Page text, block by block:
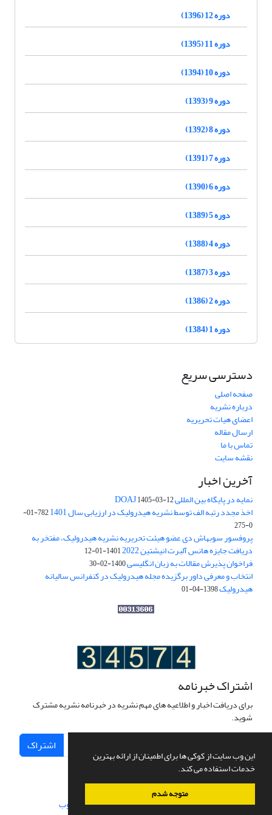
این وب سایت از کوکی ها برای اطمینان از ارائه بهترین
خدمات استفاده می کند.
متوجه شدم
دوره 12 (1396)
دوره 11 (1395)
دوره 10 (1394)
دوره 9 (1393)
دوره 8 (1392)
دوره 7 (1391)
دوره 6 (1390)
دوره 5 (1389)
دوره 4 (1388)
دوره 3 (1387)
دوره 2 (1386)
دوره 1 (1384)
دسترسی سریع
صفحه اصلی
درباره نشریه
اعضای هیات تحریریه
ارسال مقاله
تماس با ما
نقشه سایت
آخرین اخبار
نمایه در پایگاه بین المللی DOAJ1405-03-12
اخذ مجدد رتبه الف توسط نشریه هیدرولیک در ارزیابی سال 1401
782-01-
0-275
پروفسور سوبهاش دی عضو هیئت تحریریه نشریه هیدرولیک، مفتخر به
دریافت جایزه هانس آلبرت انیشتین 2022 1401-01-12
فراخوان پذیرش مقالات به زبان انگلیسی1400-02-30
انتخاب و معرفی داور برگزیده مجله هیدرولیک در کنفرانس سالیانه
هیدرولیک1398-04-01
اشتراک خبرنامه
برای دریافت اخبار و اطلاعیه های مهم نشریه در خبرنامه نشریه مشترک
شوید.
اشتراک
سامانه مدیریت نشریات علمی.طراحی و پیاده سازی از سیناوب